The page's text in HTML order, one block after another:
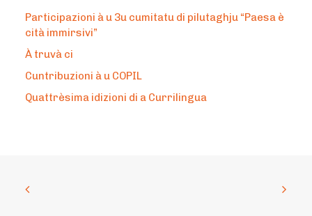
Participazioni à u 3u cumitatu di pilutaghju “Paesa è
cità immirsivi”
À truvà ci
Cuntribuzioni à u COPIL
Quattrèsima idizioni di a Currilingua